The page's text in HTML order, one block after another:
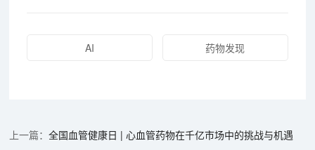
AI 药物发现
全国血管健康日 | 心血管药物在千亿市场中的挑战与机遇